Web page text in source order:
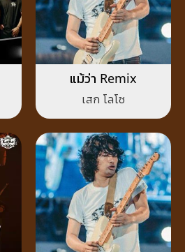
แม้ว่า Remix
เสก โลโซ